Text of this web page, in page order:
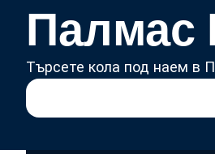
Палмас
Търсете кола под наем в